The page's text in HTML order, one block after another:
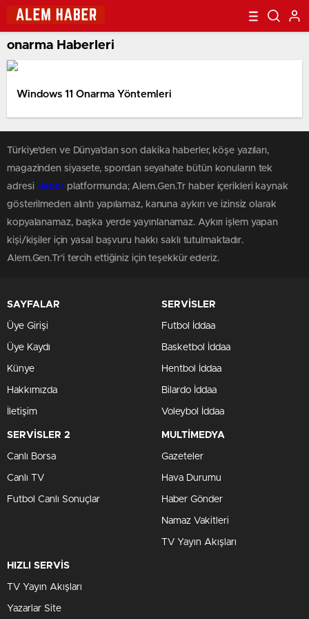
onarma Haberleri
Windows 11 Onarma Yöntemleri
Türkiye'den ve Dünya’dan son dakika haberler, köşe yazıları,
magazinden siyasete, spordan seyahate bütün konuların tek
adresi Haberplatformunda; Alem.Gen.Tr haber içerikleri kaynak
gösterilmeden alıntı yapılamaz, kanuna aykırı ve izinsiz olarak
kopyalanamaz, başka yerde yayınlanamaz. Aykırı işlem yapan
kişi/kişiler için yasal başvuru hakkı saklı tutulmaktadır.
Alem.Gen.Tr'i tercih ettiğiniz için teşekkür ederiz.
SAYFALAR
Üye Girişi
Üye Kaydı
Künye
Hakkımızda
İletişim
SERVİSLER
Futbol İddaa
Basketbol İddaa
Hentbol İddaa
Bilardo İddaa
Voleybol İddaa
SERVİSLER 2
Canlı Borsa
Canlı TV
Futbol Canlı Sonuçlar
MULTİMEDYA
Gazeteler
Hava Durumu
Haber Gönder
Namaz Vakitleri
TV Yayın Akışları
HIZLI SERVİS
TV Yayın Akışları
Yazarlar Site